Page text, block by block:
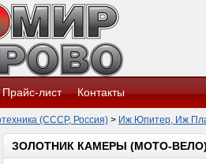
Прайс-лист Контакты
(СССР, Россия) > Иж Юпитер, Иж
ЗОЛОТНИК КАМЕРЫ (МОТО-